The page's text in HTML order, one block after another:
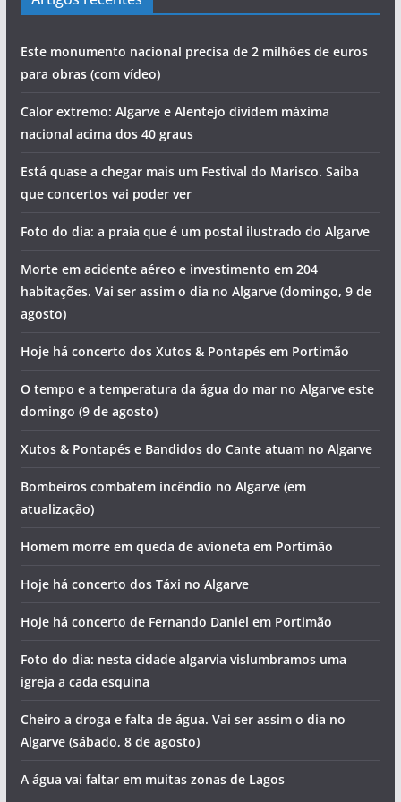
Este monumento nacional precisa de 2 milhões de euros
para obras (com vídeo)
Calor extremo: Algarve e Alentejo dividem máxima
nacional acima dos 40 graus
Está quase a chegar mais um Festival do Marisco. Saiba
que concertos vai poder ver
Foto do dia: a praia que é um postal ilustrado do Algarve
Morte em acidente aéreo e investimento em 204
habitações. Vai ser assim o dia no Algarve (domingo, 9 de
agosto)
Hoje há concerto dos Xutos & Pontapés em Portimão
O tempo e a temperatura da água do mar no Algarve este
domingo (9 de agosto)
Xutos & Pontapés e Bandidos do Cante atuam no Algarve
Bombeiros combatem incêndio no Algarve (em
atualização)
Homem morre em queda de avioneta em Portimão
Hoje há concerto dos Táxi no Algarve
Hoje há concerto de Fernando Daniel em Portimão
Foto do dia: nesta cidade algarvia vislumbramos uma
igreja a cada esquina
Cheiro a droga e falta de água. Vai ser assim o dia no
Algarve (sábado, 8 de agosto)
A água vai faltar em muitas zonas de Lagos